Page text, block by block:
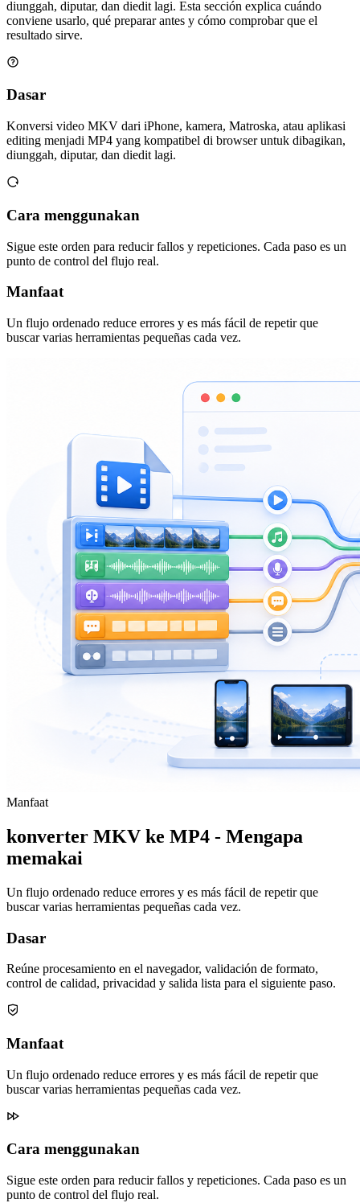
diunggah, diputar, dan diedit lagi. Esta sección explica cuándo
conviene usarlo, qué preparar antes y cómo comprobar que el
resultado sirve.
Dasar
Konversi video MKV dari iPhone, kamera, Matroska, atau aplikasi
editing menjadi MP4 yang kompatibel di browser untuk dibagikan,
diunggah, diputar, dan diedit lagi.
Cara menggunakan
Sigue este orden para reducir fallos y repeticiones. Cada paso es un
punto de control del flujo real.
Manfaat
Un flujo ordenado reduce errores y es más fácil de repetir que
buscar varias herramientas pequeñas cada vez.
Manfaat
konverter MKV ke MP4 - Mengapa
memakai
Un flujo ordenado reduce errores y es más fácil de repetir que
buscar varias herramientas pequeñas cada vez.
Dasar
Reúne procesamiento en el navegador, validación de formato,
control de calidad, privacidad y salida lista para el siguiente paso.
Manfaat
Un flujo ordenado reduce errores y es más fácil de repetir que
buscar varias herramientas pequeñas cada vez.
Cara menggunakan
Sigue este orden para reducir fallos y repeticiones. Cada paso es un
punto de control del flujo real.